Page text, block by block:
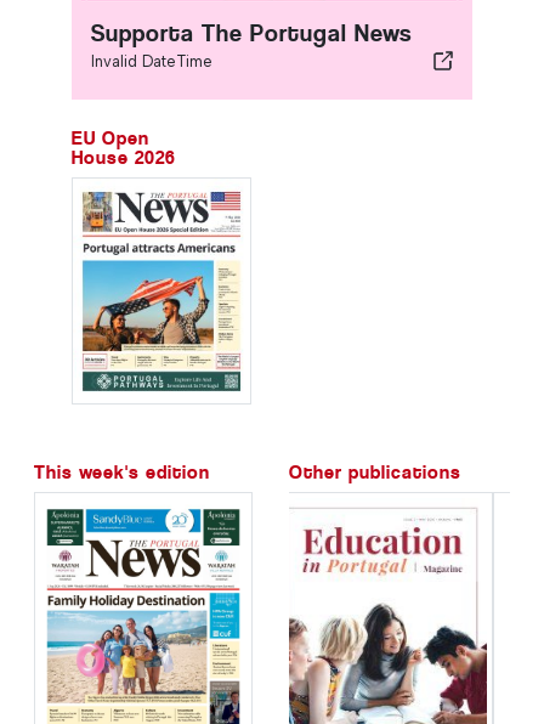
Supporta The Portugal News
Invalid DateTime
EU Open
House 2026
This week's edition Other publications